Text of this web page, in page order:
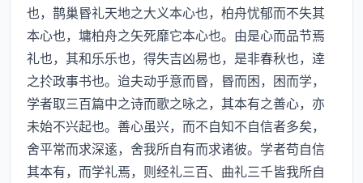
也，鹊巢昬礼天地之大义本心也，柏舟忧郁而不失其
本心也，墉柏舟之矢死靡它本心也。由是心而品节焉
礼也，其和乐乐也，得失吉凶易也，是非春秋也，逹
之扵政事书也。迨夫动乎意而昬，昬而困，困而学，
学者取三百篇中之诗而歌之咏之，其本有之善心，亦
未始不兴起也。善心虽兴，而不自知不自信者多矣，
舍平常而求深逺，舍我所自有而求诸彼。学者苟自信
其本有，而学礼焉，则经礼三百、曲礼三千皆我所自